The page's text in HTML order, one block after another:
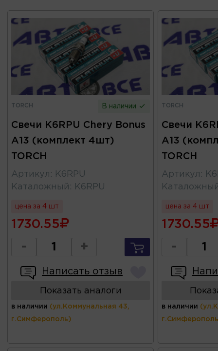
TORCH В наличии
Свечи K6RPU Chery Bonus
A13 (комплект 4шт)
TORCH
Артикул :
K6RPU
Каталожный : K6RPU
цена за 4 шт
1730.55
- +
Написать отзыв
Показать аналоги
в наличии (ул.Коммунальная 43,
г.Симферополь)
TORCH
Свечи
A13
TORCH
Артикул :
цена за 4 шт
1730.55
-
в наличии